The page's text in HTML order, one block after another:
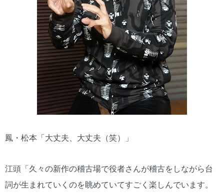
鳳・松本「大丈夫、大丈夫（笑）」
江頭「久々の新作の稽古場で役者さんが稽古をしながら台
詞が生まれていくのを眺めていてすごく楽しんでいます。